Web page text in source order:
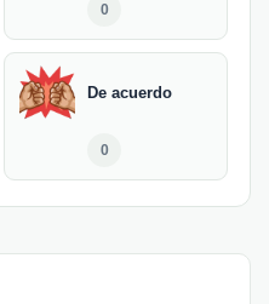
0
De acuerdo
0